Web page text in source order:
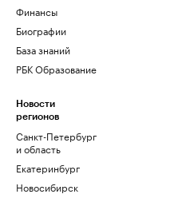
Финансы
Биографии
База знаний
РБК Образование
Новости
регионов
Санкт-Петербург
и область
Екатеринбург
Новосибирск